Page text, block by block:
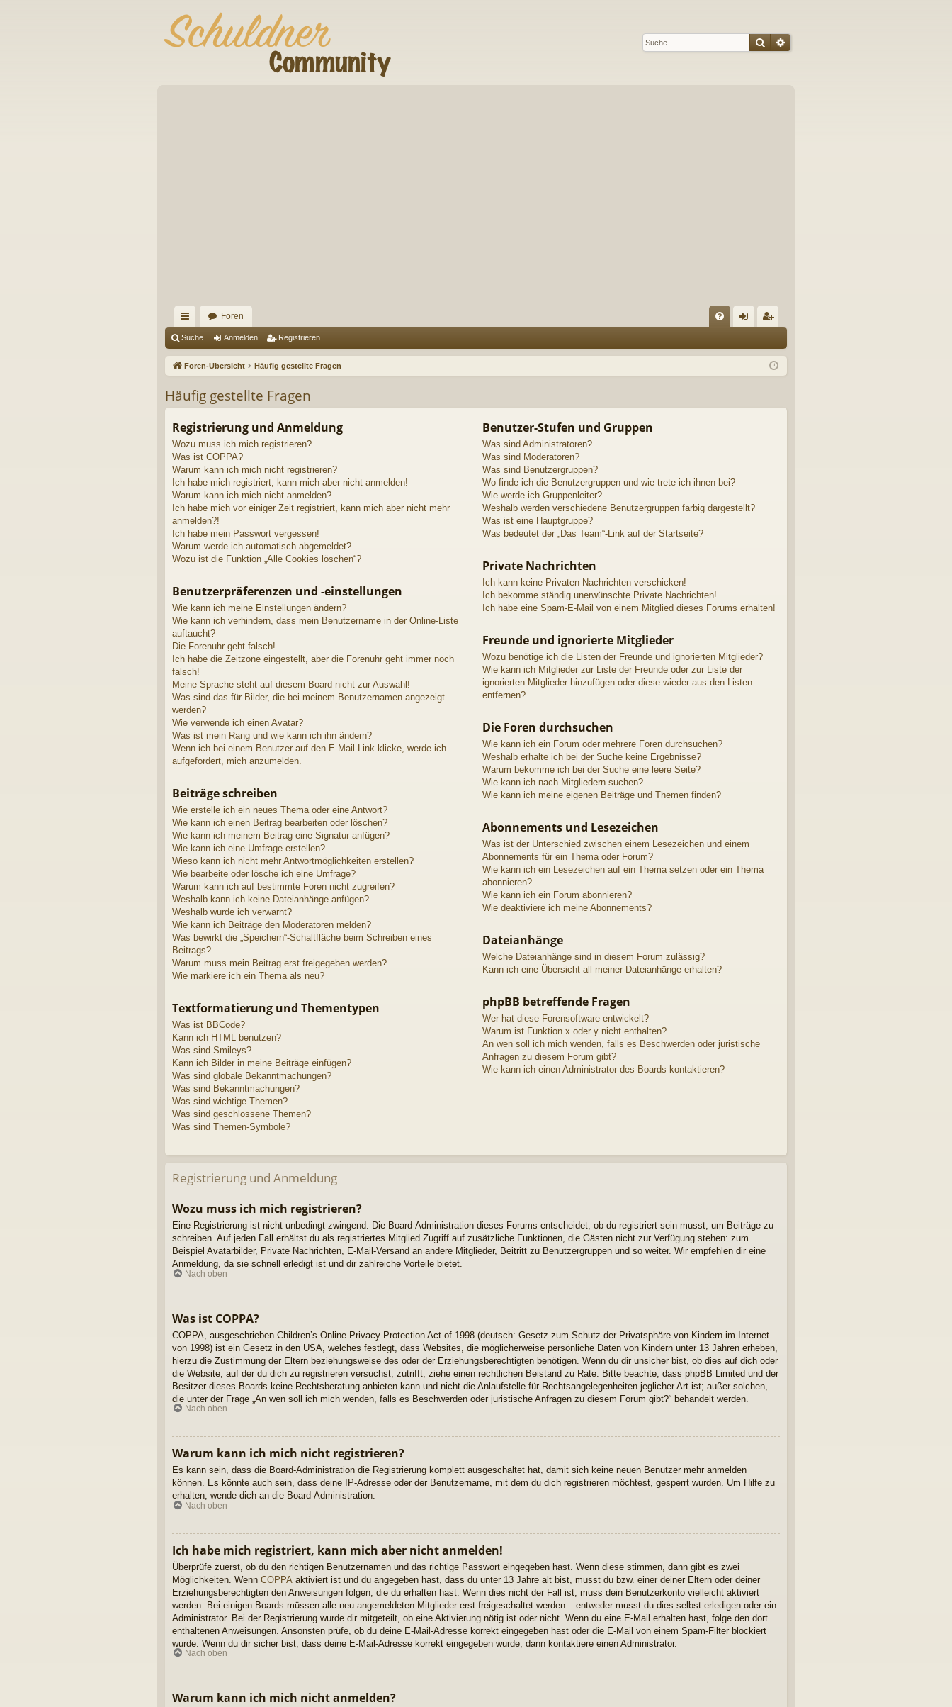
SucheErweiterte Suche
ch
ne
ug
Foren
Q m ist
Suche Anmelden Registrieren
Foren-Übersicht Häufig gestellte Fragen
Häufig gestellte Fragen
Registrierung und Anmeldung
Wozu muss ich mich registrieren?
Was ist COPPA?
Warum kann ich mich nicht registrieren?
Ich habe mich registriert, kann mich aber nicht anmelden!
Warum kann ich mich nicht anmelden?
Ich habe mich vor einiger Zeit registriert, kann mich aber nicht mehr
anmelden?!
Ich habe mein Passwort vergessen!
Warum werde ich automatisch abgemeldet?
Wozu ist die Funktion „Alle Cookies löschen“?
Benutzerpräferenzen und -einstellungen
Wie kann ich meine Einstellungen ändern?
Wie kann ich verhindern, dass mein Benutzername in der Online-Liste
auftaucht?
Die Forenuhr geht falsch!
Ich habe die Zeitzone eingestellt, aber die Forenuhr geht immer noch
falsch!
Meine Sprache steht auf diesem Board nicht zur Auswahl!
Was sind das für Bilder, die bei meinem Benutzernamen angezeigt
werden?
Wie verwende ich einen Avatar?
Was ist mein Rang und wie kann ich ihn ändern?
Wenn ich bei einem Benutzer auf den E-Mail-Link klicke, werde ich
aufgefordert, mich anzumelden.
Beiträge schreiben
Wie erstelle ich ein neues Thema oder eine Antwort?
Wie kann ich einen Beitrag bearbeiten oder löschen?
Wie kann ich meinem Beitrag eine Signatur anfügen?
Wie kann ich eine Umfrage erstellen?
Wieso kann ich nicht mehr Antwortmöglichkeiten erstellen?
Wie bearbeite oder lösche ich eine Umfrage?
Warum kann ich auf bestimmte Foren nicht zugreifen?
Weshalb kann ich keine Dateianhänge anfügen?
Weshalb wurde ich verwarnt?
Wie kann ich Beiträge den Moderatoren melden?
Was bewirkt die „Speichern“-Schaltfläche beim Schreiben eines
Beitrags?
Warum muss mein Beitrag erst freigegeben werden?
Wie markiere ich ein Thema als neu?
Textformatierung und Thementypen
Was ist BBCode?
Kann ich HTML benutzen?
Was sind Smileys?
Kann ich Bilder in meine Beiträge einfügen?
Was sind globale Bekanntmachungen?
Was sind Bekanntmachungen?
Was sind wichtige Themen?
Was sind geschlossene Themen?
Was sind Themen-Symbole?
Benutzer-Stufen und Gruppen
Was sind Administratoren?
Was sind Moderatoren?
Was sind Benutzergruppen?
Wo finde ich die Benutzergruppen und wie trete ich ihnen bei?
Wie werde ich Gruppenleiter?
Weshalb werden verschiedene Benutzergruppen farbig dargestellt?
Was ist eine Hauptgruppe?
Was bedeutet der „Das Team“-Link auf der Startseite?
Private Nachrichten
Ich kann keine Privaten Nachrichten verschicken!
Ich bekomme ständig unerwünschte Private Nachrichten!
Ich habe eine Spam-E-Mail von einem Mitglied dieses Forums erhalten!
Freunde und ignorierte Mitglieder
Wozu benötige ich die Listen der Freunde und ignorierten Mitglieder?
Wie kann ich Mitglieder zur Liste der Freunde oder zur Liste der
ignorierten Mitglieder hinzufügen oder diese wieder aus den Listen
entfernen?
Die Foren durchsuchen
Wie kann ich ein Forum oder mehrere Foren durchsuchen?
Weshalb erhalte ich bei der Suche keine Ergebnisse?
Warum bekomme ich bei der Suche eine leere Seite?
Wie kann ich nach Mitgliedern suchen?
Wie kann ich meine eigenen Beiträge und Themen finden?
Abonnements und Lesezeichen
Was ist der Unterschied zwischen einem Lesezeichen und einem
Abonnements für ein Thema oder Forum?
Wie kann ich ein Lesezeichen auf ein Thema setzen oder ein Thema
abonnieren?
Wie kann ich ein Forum abonnieren?
Wie deaktiviere ich meine Abonnements?
Dateianhänge
Welche Dateianhänge sind in diesem Forum zulässig?
Kann ich eine Übersicht all meiner Dateianhänge erhalten?
phpBB betreffende Fragen
Wer hat diese Forensoftware entwickelt?
Warum ist Funktion x oder y nicht enthalten?
An wen soll ich mich wenden, falls es Beschwerden oder juristische
Anfragen zu diesem Forum gibt?
Wie kann ich einen Administrator des Boards kontaktieren?
Registrierung und Anmeldung
Wozu muss ich mich registrieren?
Eine Registrierung ist nicht unbedingt zwingend. Die Board-Administration dieses Forums entscheidet, ob du registriert sein musst, um Beiträge zu
schreiben. Auf jeden Fall erhältst du als registriertes Mitglied Zugriff auf zusätzliche Funktionen, die Gästen nicht zur Verfügung stehen: zum
Beispiel Avatarbilder, Private Nachrichten, E-Mail-Versand an andere Mitglieder, Beitritt zu Benutzergruppen und so weiter. Wir empfehlen dir eine
Anmeldung, da sie schnell erledigt ist und dir zahlreiche Vorteile bietet.
Nach oben
Was ist COPPA?
COPPA, ausgeschrieben Children’s Online Privacy Protection Act of 1998 (deutsch: Gesetz zum Schutz der Privatsphäre von Kindern im Internet
von 1998) ist ein Gesetz in den USA, welches festlegt, dass Websites, die möglicherweise persönliche Daten von Kindern unter 13 Jahren erheben,
hierzu die Zustimmung der Eltern beziehungsweise des oder der Erziehungsberechtigten benötigen. Wenn du dir unsicher bist, ob dies auf dich oder
die Website, auf der du dich zu registrieren versuchst, zutrifft, ziehe einen rechtlichen Beistand zu Rate. Bitte beachte, dass phpBB Limited und der
Besitzer dieses Boards keine Rechtsberatung anbieten kann und nicht die Anlaufstelle für Rechtsangelegenheiten jeglicher Art ist; außer solchen,
die unter der Frage „An wen soll ich mich wenden, falls es Beschwerden oder juristische Anfragen zu diesem Forum gibt?“ behandelt werden.
Nach oben
Warum kann ich mich nicht registrieren?
Es kann sein, dass die Board-Administration die Registrierung komplett ausgeschaltet hat, damit sich keine neuen Benutzer mehr anmelden
können. Es könnte auch sein, dass deine IP-Adresse oder der Benutzername, mit dem du dich registrieren möchtest, gesperrt wurden. Um Hilfe zu
erhalten, wende dich an die Board-Administration.
Nach oben
Ich habe mich registriert, kann mich aber nicht anmelden!
Überprüfe zuerst, ob du den richtigen Benutzernamen und das richtige Passwort eingegeben hast. Wenn diese stimmen, dann gibt es zwei
Möglichkeiten. Wenn COPPA aktiviert ist und du angegeben hast, dass du unter 13 Jahre alt bist, musst du bzw. einer deiner Eltern oder deiner
Erziehungsberechtigten den Anweisungen folgen, die du erhalten hast. Wenn dies nicht der Fall ist, muss dein Benutzerkonto vielleicht aktiviert
werden. Bei einigen Boards müssen alle neu angemeldeten Mitglieder erst freigeschaltet werden – entweder musst du dies selbst erledigen oder ein
Administrator. Bei der Registrierung wurde dir mitgeteilt, ob eine Aktivierung nötig ist oder nicht. Wenn du eine E-Mail erhalten hast, folge den dort
enthaltenen Anweisungen. Ansonsten prüfe, ob du deine E-Mail-Adresse korrekt eingegeben hast oder die E-Mail von einem Spam-Filter blockiert
wurde. Wenn du dir sicher bist, dass deine E-Mail-Adresse korrekt eingegeben wurde, dann kontaktiere einen Administrator.
Nach oben
Warum kann ich mich nicht anmelden?